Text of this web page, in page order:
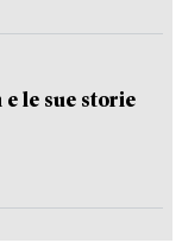
e le sue storie